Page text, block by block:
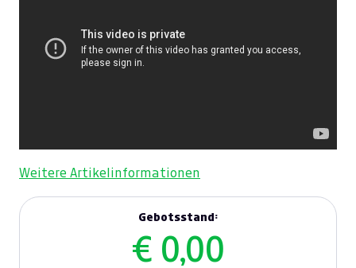
Weitere Artikelinformationen
Gebotsstand:
€ 0,00